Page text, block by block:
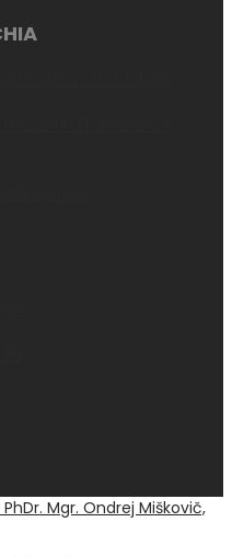
PhDr. Mgr. Ondrej Miškovič,